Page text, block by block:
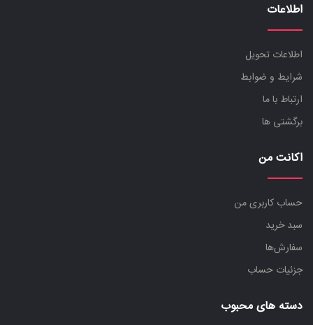
اطلاعات
اطلاعات تحویل
شرایط و ضوابط
ارتباط با ما
برگشتی ها
اکانت من
حساب کاربری من
سبد خرید
سفارش‌ها
جزئیات حساب
دسته های محبوب